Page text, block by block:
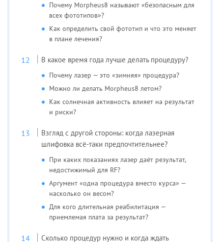
Почему Morpheus8 называют «безопасным для
всех фототипов»?
Как определить свой фототип и что это меняет
в плане лечения?
В какое время года лучше делать процедуру?
Почему лазер — это «зимняя» процедура?
Можно ли делать Morpheus8 летом?
Как солнечная активность влияет на результат
и риски?
Взгляд с другой стороны: когда лазерная
шлифовка всё-таки предпочтительнее?
При каких показаниях лазер даёт результат,
недостижимый для RF?
Аргумент «одна процедура вместо курса» —
насколько он весом?
Для кого длительная реабилитация —
приемлемая плата за результат?
Сколько процедур нужно и когда ждать